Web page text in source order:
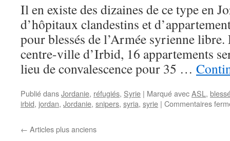
Il en existe des dizaines de ce type en
d’hôpitaux clandestins et
pour blessés de l’Armée syrienne
centre-ville d’Irbid, 16 appartements
lieu de convalescence pour 35 …
Publié dansJordanie, réfugiés, Syrie | Marqué avecASL ,
irbid, jordan, Jordanie, snipers, syria, syrie | Commentaires
← Articles plus anciens